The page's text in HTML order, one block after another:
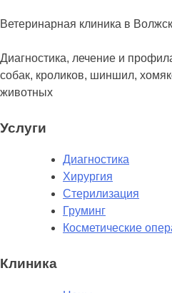
Ветеринарная клиника в
Диагностика, лечение и
собак, кроликов, шиншил,
животных
Услуги
Диагностика
Хирургия
Стерилизация
Груминг
Косметические
Клиника